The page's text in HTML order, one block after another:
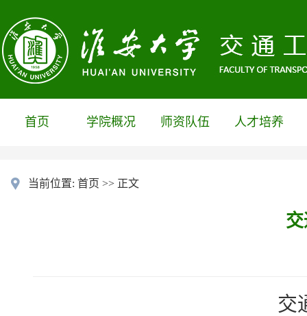
首页 学院概况 师资队伍 人才培养
当前位置: 首页 >> 正文
交